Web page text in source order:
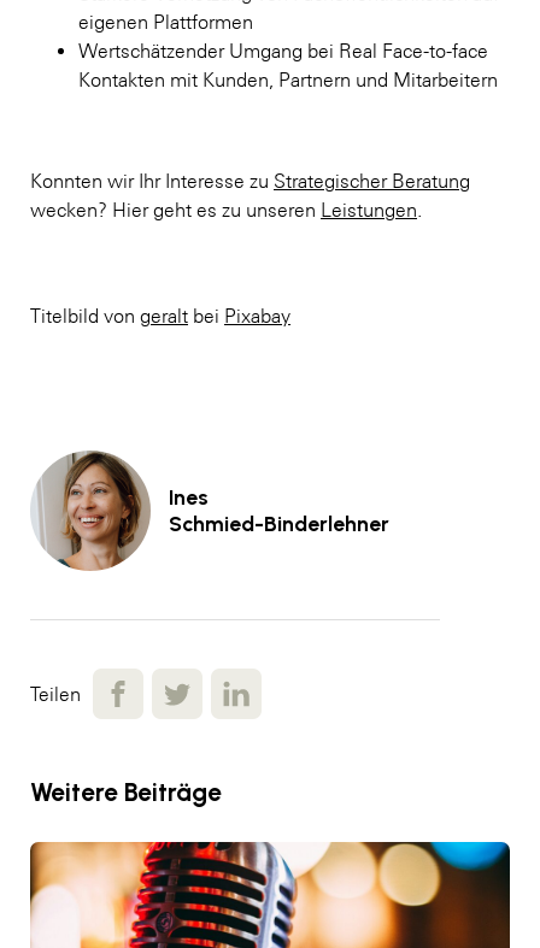
eigenen Plattformen
Wertschätzender Umgang bei Real Face-to-face
Kontakten mit Kunden, Partnern und Mitarbeitern
Konnten wir Ihr Interesse zu Strategischer Beratung
wecken? Hier geht es zu unseren Leistungen
Titelbild von geralt bei Pixabay
Ines
Schmied-Binderlehner
Teilen
Weitere Beiträge